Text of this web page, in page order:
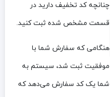
چنانچه کد تخفیف دارید در
قسمت مشخص شده ثبت کنید.
هنگامی که سفارش شما با
موفقیت ثبت شد، سیستم به
شما یک کد سفارش می‌دهد که